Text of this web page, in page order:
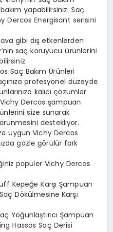
yapabilirsiniz. Saç
Dercos Energisant serisini
gibi dış etkenlerden
saç koruyucu ürünlerini
Saç Bakım Ürünleri
profesyonel düzeyde
kalıcı çözümler
Dercos şampuan
size sunarak
destekliyor.
uygun Vichy Dercos
gözle görülür fark
popüler Vichy Dercos
Kepeğe Karşı Şampuan
Dökülmesine Karşı
Yoğunlaştırıcı Şampuan
Hassas Saç Derisi